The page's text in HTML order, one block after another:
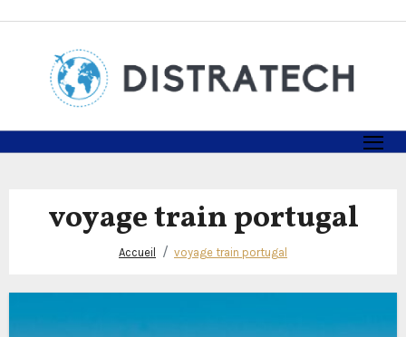
voyage train portugal
Accueil voyage train portugal